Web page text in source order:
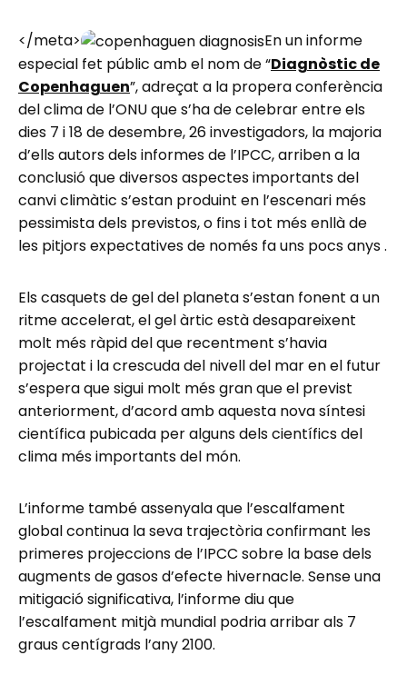
</meta>
En un informe
especial fet públic amb el nom de “Diagnòstic de
Copenhaguen”, adreçat a la propera conferència
del clima de l’ONU que s’ha de celebrar entre els
dies 7 i 18 de desembre, 26 investigadors, la majoria
d’ells autors dels informes de l’IPCC, arriben a la
conclusió que diversos aspectes importants del
canvi climàtic s’estan produint en l’escenari més
pessimista dels previstos, o fins i tot més enllà de
les pitjors expectatives de només fa uns pocs anys .
Els casquets de gel del planeta s’estan fonent a un
ritme accelerat, el gel àrtic està desapareixent
molt més ràpid del que recentment s’havia
projectat i la crescuda del nivell del mar en el futur
s’espera que sigui molt més gran que el previst
anteriorment, d’acord amb aquesta nova síntesi
científica pubicada per alguns dels científics del
clima més importants del món.
L’informe també assenyala que l’escalfament
global continua la seva trajectòria confirmant les
primeres projeccions de l’IPCC sobre la base dels
augments de gasos d’efecte hivernacle. Sense una
mitigació significativa, l’informe diu que
l’escalfament mitjà mundial podria arribar als 7
graus centígrads l’any 2100.